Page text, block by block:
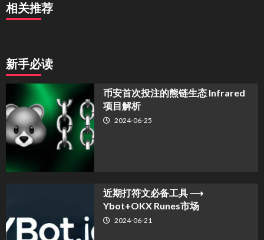
相关推荐
新手必读
币安首次投注的熊链生态 Infrared
项目解析
2024-06-25
近期打符文必备工具 ⟶
Ybot+OKX Runes市场
2024-06-21